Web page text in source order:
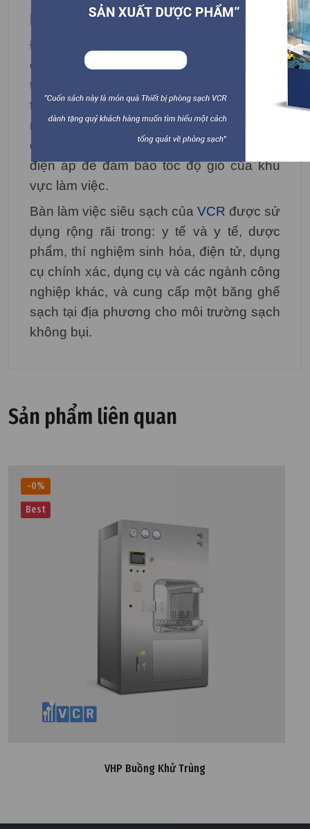
Mô tả chi tiết
Đây là một
chiều mới được sản xuất bởi công nghệ
tiên tiến quốc tế. Nó thông qua một hệ
thống quạt điều tiết lưu lượng; và trang bị
một cửa trượt di chuyển, tự do định vị;
công tắc cảm ứng ánh sáng điều chỉnh
điện áp để đảm bảo tốc độ gió của khu
vực làm việc.
Bàn làm việc siêu sạch của VCR được sử
dụng rộng rãi trong: y tế và y tế, dược
phẩm, thí nghiệm sinh hóa, điện tử, dụng
cụ chính xác, dụng cụ và các ngành công
nghiệp khác, và cung cấp một băng ghế
sạch tại địa phương cho môi trường sạch
không bụi.
Sản phẩm liên quan
-0%
Best
VHP Buồng Khử Trùng